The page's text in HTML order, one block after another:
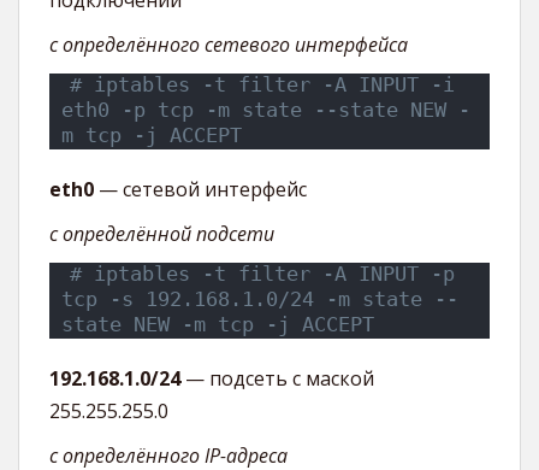
с определённого сетевого интерфейса
# iptables -t filter -A INPUT -i
eth0 -p tcp -m state --state NEW -
m tcp -j ACCEPT
eth0 — сетевой интерфейс
с определённой подсети
# iptables -t filter -A INPUT -p
tcp -s 192.168.1.0/24 -m state --
state NEW -m tcp -j ACCEPT
192.168.1.0/24— подсеть с маской
255.255.255.0
с определённого IP-адреса